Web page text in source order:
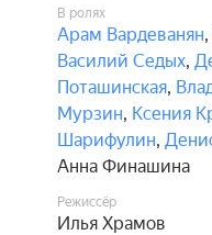
В ролях
Арам Вардеванян,
Василий Седых,
Поташинская,
Мурзин, Ксения
Шарифулин,
Анна Финашина
Режиссёр
Илья Храмов